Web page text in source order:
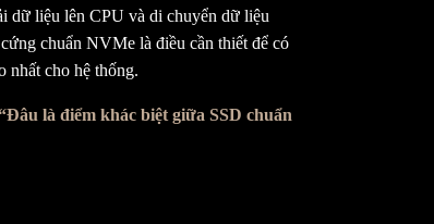
dữ liệu lên CPU và di chuyển dữ liệu
chuẩn NVMe là điều cần thiết để có
nhất cho hệ thống.
là điểm khác biệt giữa SSD chuẩn